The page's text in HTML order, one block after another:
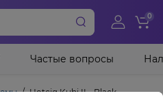
0
Hotcig Kubi II - Black
Частые вопросы